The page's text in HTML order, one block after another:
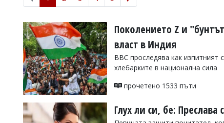
ОБЩЕСТВО
ЛАЙФСТАЙЛ
ВОЙНАТА
УКРАЙНА
СПОРТ
РАЗСЛЕДВАНЕ
БИЗНЕС
Поколението Z и
власт в Индия
BBC проследява как
хлебарките в национална сила
прочетено 1533 пъти
Глух ли си, бе: